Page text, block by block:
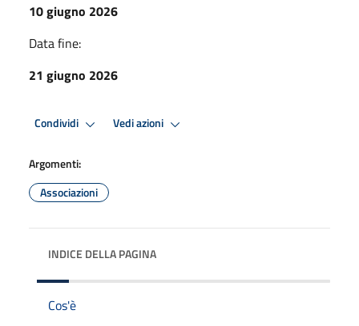
10 giugno 2026
Data fine:
21 giugno 2026
Condividi Vedi azioni
Argomenti:
Associazioni
INDICE DELLA PAGINA
Cos'è